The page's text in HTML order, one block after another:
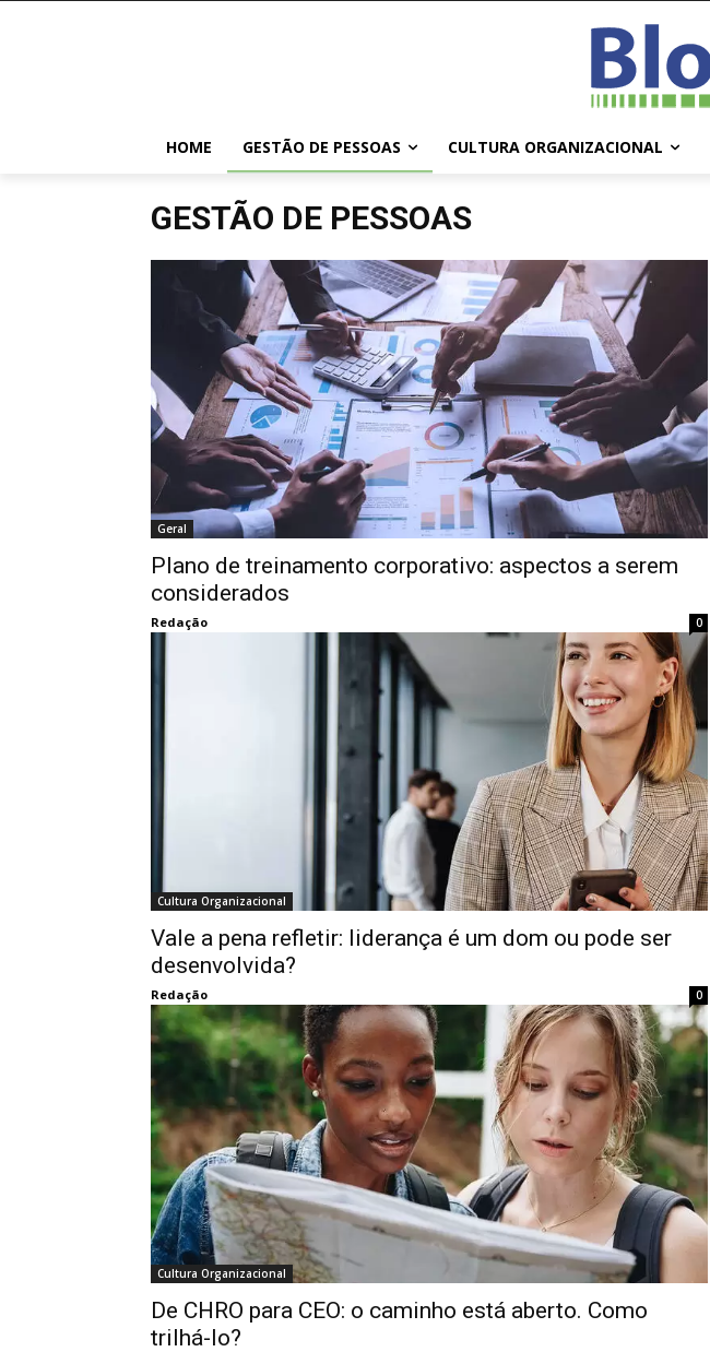
HOME GESTÃO DE PESSOAS CULTURA ORGANIZACIONAL
GESTÃO DE PESSOAS
Geral
Plano de treinamento corporativo: aspectos a serem
considerados
Redação 0
Cultura Organizacional
Vale a pena refletir: liderança é um dom ou pode ser
desenvolvida?
Redação 0
Cultura Organizacional
De CHRO para CEO: o caminho está aberto. Como
trilhá-lo?